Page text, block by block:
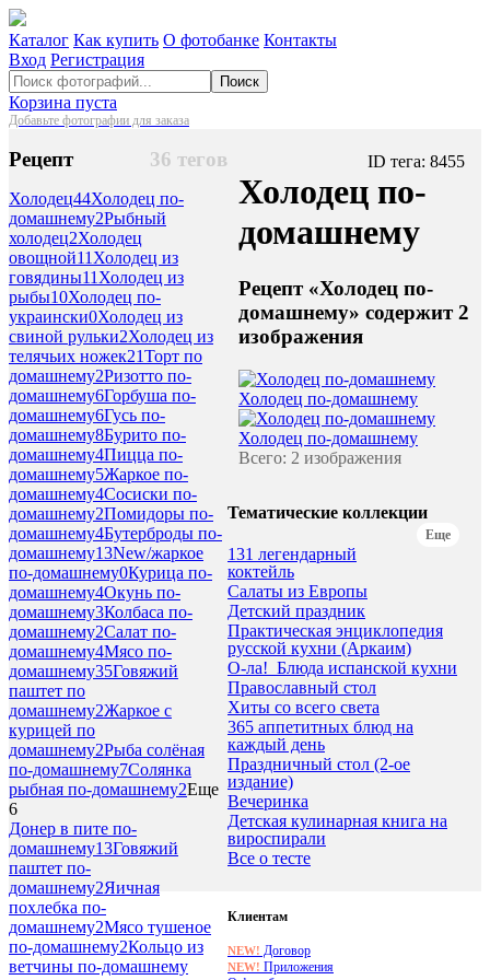
Каталог Как купить О фотобанке Контакты
Вход Регистрация
Поиск
Корзина пуста
Добавьте фотографии для заказа
36 тегов
Рецепт
Холодец44Холодец по-
домашнему2Рыбный
холодец2Холодец
овощной11Холодец из
говядины11Холодец из
рыбы10Холодец по-
украински0Холодец из
свиной рульки2Холодец из
телячьих ножек21Торт по
домашнему2Ризотто по-
домашнему6Горбуша по-
домашнему6Гусь по-
домашнему8Бурито по-
домашнему4Пицца по-
домашнему5Жаркое по-
домашнему4Сосиски по-
домашнему2Помидоры по-
домашнему4Бутерброды по-
домашнему13New/жаркое
по-домашнему0Курица по-
домашнему4Окунь по-
домашнему3Колбаса по-
домашнему2Салат по-
домашнему4Мясо по-
домашнему35Говяжий
паштет по
домашнему2Жаркое с
курицей по
домашнему2Рыба солёная
по-домашнему7Солянка
рыбная по-домашнему2Еще
6
Донер в пите по-
домашнему13Говяжий
паштет по-
домашнему2Яичная
похлебка по-
домашнему2Мясо тушеное
по-домашнему2Кольцо из
ветчины по-домашнему
ID тега: 8455
Холодец по-
домашнему
Рецепт «Холодец по-
домашнему» содержит 2
изображения
Холодец по-домашнему
Холодец по-домашнему
Всего: 2 изображения
Тематические коллекции
Еще
131 легендарный
коктейль
Салаты из Европы
Детский праздник
Практическая энциклопедия
русской кухни (Аркаим)
О-ла!_Блюда испанской кухни
Православный стол
Хиты со всего света
365 аппетитных блюд на
каждый день
Праздничный стол (2-ое
издание)
Вечеринка
Детская кулинарная книга на
вироспирали
Все о тесте
Клиентам
NEW! Договор
NEW! Приложения